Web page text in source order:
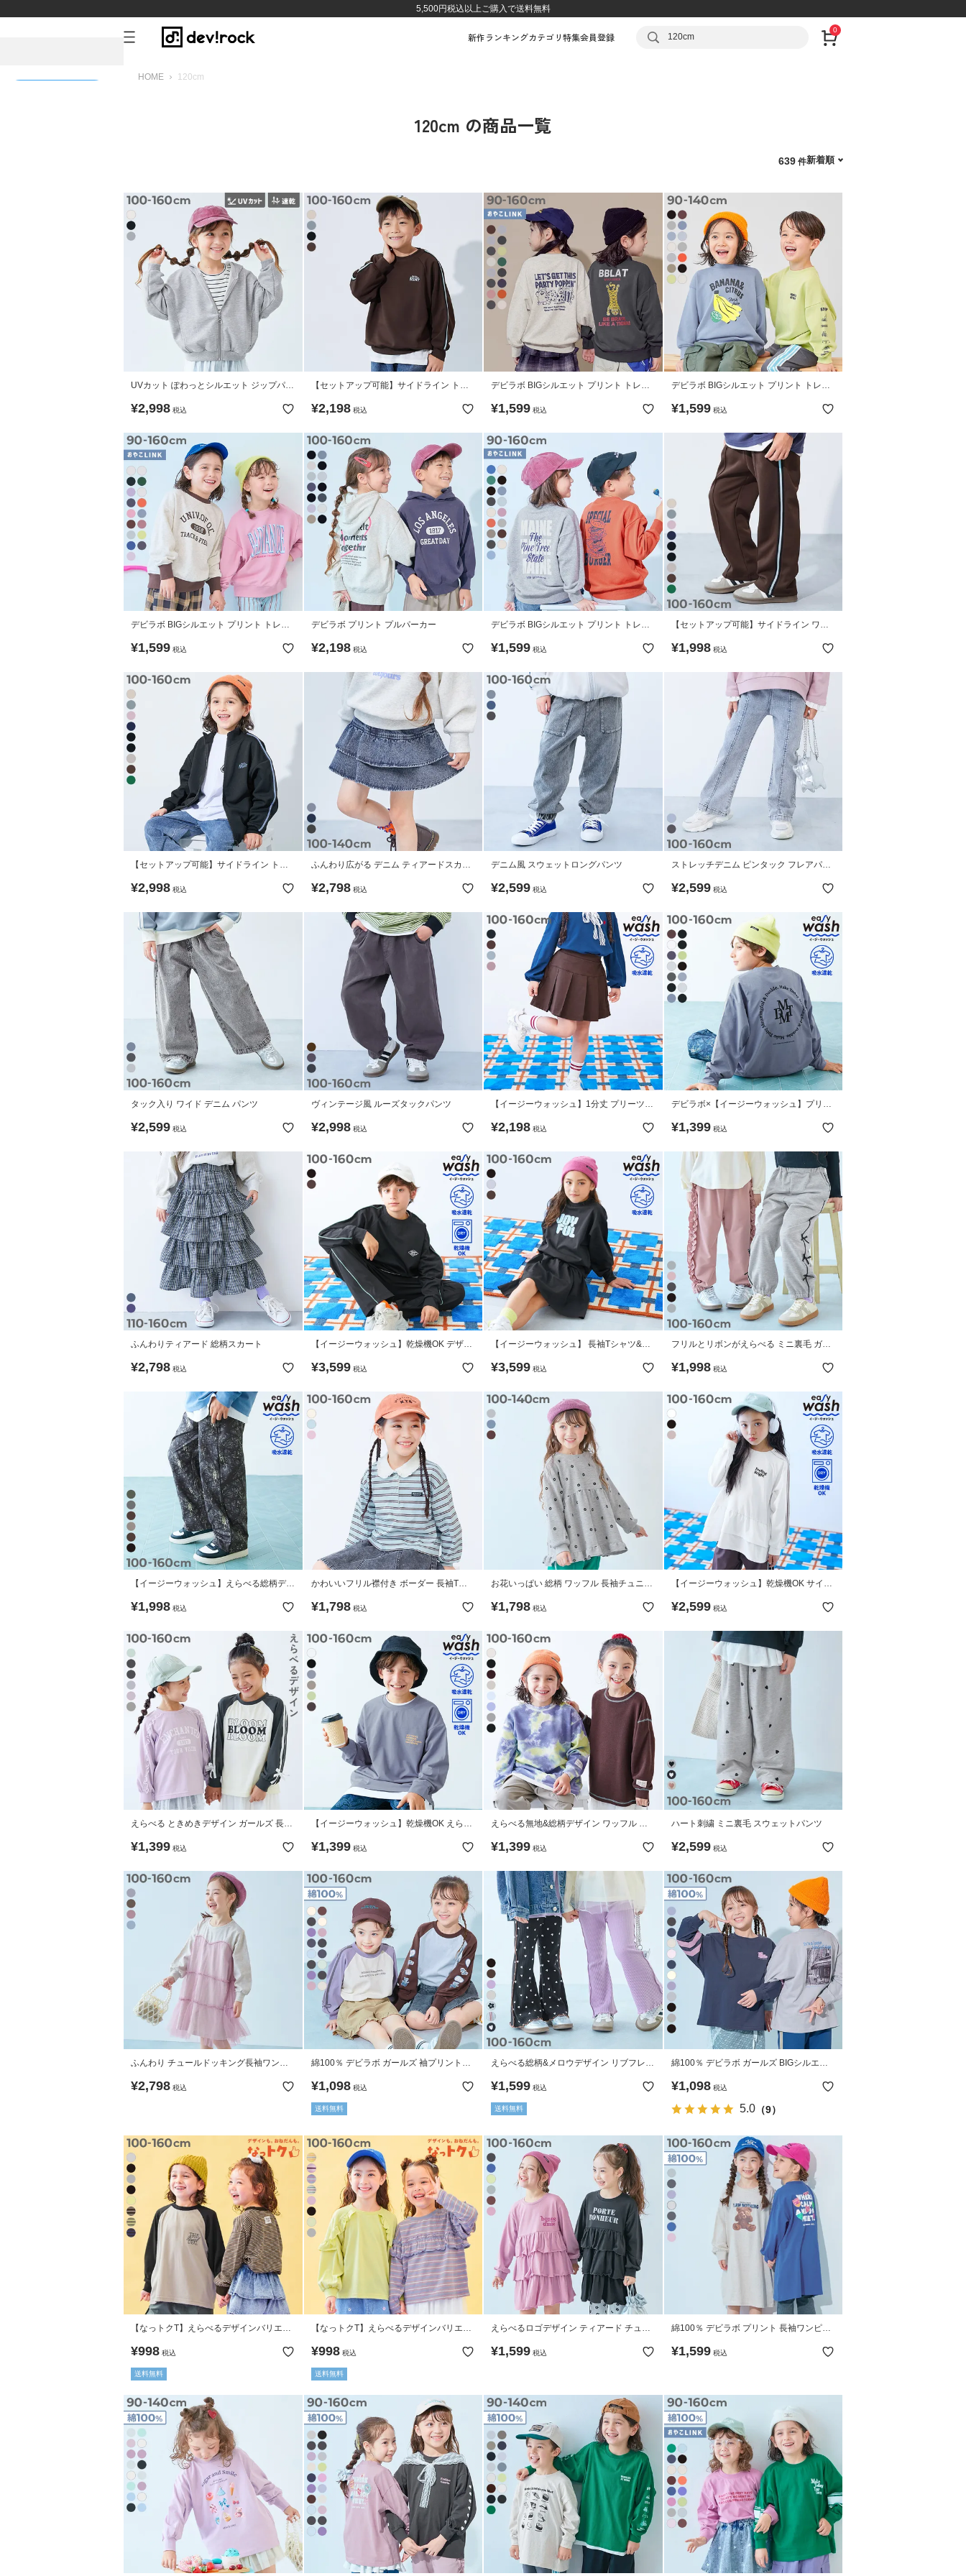
5,500円税込以上ご購入で送料無料
新作ランキングカテゴリ特集会員登録 120cm
0
HOME 120cm
120cm の商品一覧
新着順
639
UVカット ぽわっとシルエット ジップパー
¥2,998 税込
【セットアップ可能】サイドライン トラ
¥2,198 税込
デビラボ BIGシルエット プリント トレー
¥1,599 税込
デビラボ BIGシルエット プリント トレー
¥1,599 税込
デビラボ BIGシルエット プリント トレー
¥1,599 税込
デビラボ プリント プルパーカー
¥2,198 税込
デビラボ BIGシルエット プリント トレー
¥1,599 税込
【セットアップ可能】サイドライン ワイ
¥1,998 税込
【セットアップ可能】サイドライン トラ
¥2,998 税込
ふんわり広がる デニム ティアードスカー
¥2,798 税込
デニム風 スウェットロングパンツ
¥2,599 税込
ストレッチデニム ピンタック フレアパン
¥2,599 税込
タック入り ワイド デニム パンツ
¥2,599 税込
ヴィンテージ風 ルーズタックパンツ
¥2,998 税込
【イージーウォッシュ】1分丈 プリーツス
¥2,198 税込
デビラボ×【イージーウォッシュ】プリン
¥1,399 税込
ふんわりティアード 総柄スカート
¥2,798 税込
【イージーウォッシュ】乾燥機OK デザイ
¥3,599 税込
【イージーウォッシュ】 長袖Tシャツ&ス
付き)
¥3,599 税込
フリルとリボンがえらべる ミニ裏毛 ガー
¥1,998 税込
【イージーウォッシュ】えらべる総柄デザ
¥1,998 税込
かわいいフリル襟付き ボーダー 長袖Tシ
¥1,798 税込
お花いっぱい 総柄 ワッフル 長袖チュニッ
¥1,798 税込
【イージーウォッシュ】乾燥機OK サイド
¥2,599 税込
えらべる ときめきデザイン ガールズ 長袖
¥1,399 税込
【イージーウォッシュ】乾燥機OK えらべ
¥1,399 税込
えらべる無地&総柄デザイン ワッフル 長
¥1,399 税込
ハート刺繍 ミニ裏毛 スウェットパンツ
¥2,599 税込
ふんわり チュールドッキング長袖ワンピ
¥2,798 税込
綿100％ デビラボ ガールズ 袖プリント
¥1,098 税込
送料無料
えらべる総柄&メロウデザイン リブフレア
¥1,599 税込
送料無料
綿100％ デビラボ ガールズ BIGシルエッ
シャツ
¥1,098 税込
5.0（9）
【なっトクT】えらべるデザインバリエー
¥998 税込
送料無料
【なっトクT】えらべるデザインバリエー
¥998 税込
送料無料
えらべるロゴデザイン ティアード チュニ
¥1,599 税込
綿100％ デビラボ プリント 長袖ワンピー
¥1,599 税込